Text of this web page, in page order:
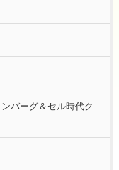
バーグ＆セル時代ク